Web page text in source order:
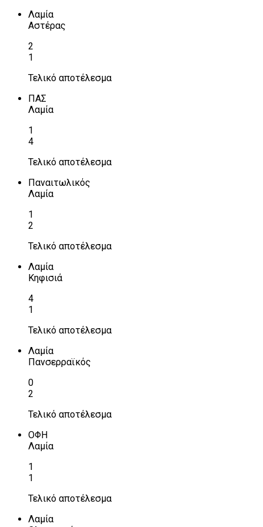
Λαμία
Αστέρας
2
1
Τελικό αποτέλεσμα
ΠΑΣ
Λαμία
1
4
Τελικό αποτέλεσμα
Παναιτωλικός
Λαμία
1
2
Τελικό αποτέλεσμα
Λαμία
Κηφισιά
4
1
Τελικό αποτέλεσμα
Λαμία
Πανσερραϊκός
0
2
Τελικό αποτέλεσμα
ΟΦΗ
Λαμία
1
1
Τελικό αποτέλεσμα
Λαμία